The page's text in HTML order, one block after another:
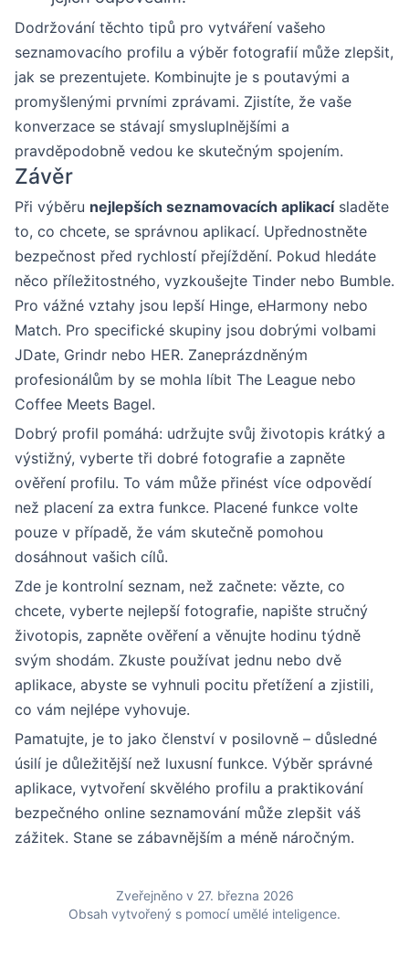
Dodržování těchto tipů pro vytváření vašeho
seznamovacího profilu a výběr fotografií může zlepšit,
jak se prezentujete. Kombinujte je s poutavými a
promyšlenými prvními zprávami. Zjistíte, že vaše
konverzace se stávají smysluplnějšími a
pravděpodobně vedou ke skutečným spojením.
Závěr
Při výběru nejlepších seznamovacích aplikacísladěte
to, co chcete, se správnou aplikací. Upřednostněte
bezpečnost před rychlostí přejíždění. Pokud hledáte
něco příležitostného, vyzkoušejte Tinder nebo Bumble.
Pro vážné vztahy jsou lepší Hinge, eHarmony nebo
Match. Pro specifické skupiny jsou dobrými volbami
JDate, Grindr nebo HER. Zaneprázdněným
profesionálům by se mohla líbit The League nebo
Coffee Meets Bagel.
Dobrý profil pomáhá: udržujte svůj životopis krátký a
výstižný, vyberte tři dobré fotografie a zapněte
ověření profilu. To vám může přinést více odpovědí
než placení za extra funkce. Placené funkce volte
pouze v případě, že vám skutečně pomohou
dosáhnout vašich cílů.
Zde je kontrolní seznam, než začnete: vězte, co
chcete, vyberte nejlepší fotografie, napište stručný
životopis, zapněte ověření a věnujte hodinu týdně
svým shodám. Zkuste používat jednu nebo dvě
aplikace, abyste se vyhnuli pocitu přetížení a zjistili,
co vám nejlépe vyhovuje.
Pamatujte, je to jako členství v posilovně – důsledné
úsilí je důležitější než luxusní funkce. Výběr správné
aplikace, vytvoření skvělého profilu a praktikování
bezpečného online seznamování může zlepšit váš
zážitek. Stane se zábavnějším a méně náročným.
Zveřejněno v 27. března 2026
Obsah vytvořený s pomocí umělé inteligence.